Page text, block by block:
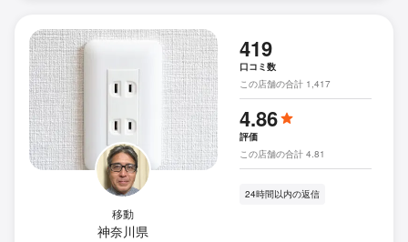
移動
神奈川県
419
口コミ数
この店舗の合計 1,417
4.86
評価
この店舗の合計 4.81
24時間以内の返信